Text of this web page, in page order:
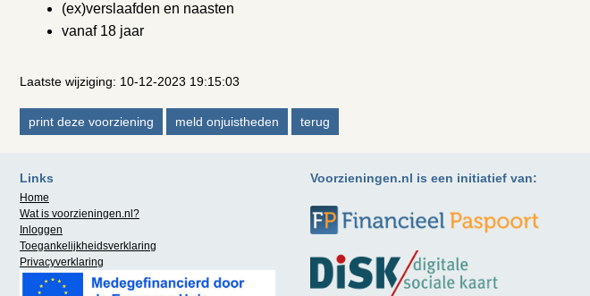
(ex)verslaafden en naasten
vanaf 18 jaar
Laatste wijziging: 10-12-2023 19:15:03
Links
Home
Wat is voorzieningen.nl ?
Inloggen
Toegankelijkheidsverklaring
Privacyverklaring
Voorzieningen.nl is een initiatief van: